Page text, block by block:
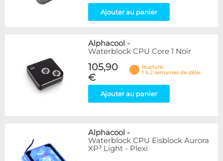
Ajouter au panier
Alphacool -
Waterblock CPU Core 1 Noir
105,90
€
Rupture
1 à 2 semaines de délai
Ajouter au panier
Alphacool -
Waterblock CPU Eisblock Aurora
XP³ Light - Plexi